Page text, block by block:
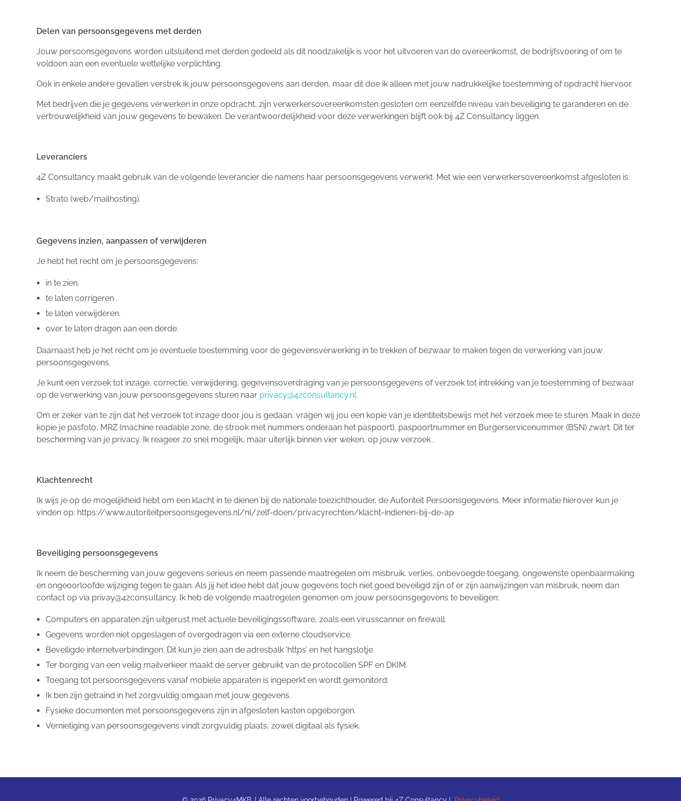
Delen van persoonsgegevens met derden
Jouw persoonsgegevens worden uitsluitend met derden gedeeld als dit noodzakelijk is voor het uitvoeren van de overeenkomst, de bedrijfsvoering of om te
voldoen aan een eventuele wettelijke verplichting.
Ook in enkele andere gevallen verstrek ik jouw persoonsgegevens aan derden, maar dit doe ik alleen met jouw nadrukkelijke toestemming of opdracht hiervoor.
Met bedrijven die je gegevens verwerken in onze opdracht, zijn verwerkersovereenkomsten gesloten om eenzelfde niveau van beveiliging te garanderen en de
vertrouwelijkheid van jouw gegevens te bewaken. De verantwoordelijkheid voor deze verwerkingen blijft ook bij 4Z Consultancy liggen.
Leveranciers
4Z Consultancy maakt gebruik van de volgende leverancier die namens haar persoonsgegevens verwerkt. Met wie een verwerkersovereenkomst afgesloten is:
Strato (web/mailhosting).
Gegevens inzien, aanpassen of verwijderen
Je hebt het recht om je persoonsgegevens:
in te zien.
te laten corrigeren .
te laten verwijderen.
over te laten dragen aan een derde.
Daarnaast heb je het recht om je eventuele toestemming voor de gegevensverwerking in te trekken of bezwaar te maken tegen de verwerking van jouw
persoonsgegevens.
Je kunt een verzoek tot inzage, correctie, verwijdering, gegevensoverdraging van je persoonsgegevens of verzoek tot intrekking van je toestemming of bezwaar
op de verwerking van jouw persoonsgegevens sturen naar privacy@4zconsultancy.nl.
Om er zeker van te zijn dat het verzoek tot inzage door jou is gedaan, vragen wij jou een kopie van je identiteitsbewijs met het verzoek mee te sturen. Maak in deze
kopie je pasfoto, MRZ (machine readable zone, de strook met nummers onderaan het paspoort), paspoortnummer en Burgerservicenummer (BSN) zwart. Dit ter
bescherming van je privacy. Ik reageer zo snel mogelijk, maar uiterlijk binnen vier weken, op jouw verzoek .
Klachtenrecht
Ik wijs je op de mogelijkheid hebt om een klacht in te dienen bij de nationale toezichthouder, de Autoriteit Persoonsgegevens. Meer informatie hierover kun je
vinden op: https://www.autoriteitpersoonsgegevens.nl/nl/zelf-doen/privacyrechten/klacht-indienen-bij-de-ap
Beveiliging persoonsgegevens
Ik neem de bescherming van jouw gegevens serieus en neem passende maatregelen om misbruik, verlies, onbevoegde toegang, ongewenste openbaarmaking
en ongeoorloofde wijziging tegen te gaan. Als jij het idee hebt dat jouw gegevens toch niet goed beveiligd zijn of er zijn aanwijzingen van misbruik, neem dan
contact op via privay@4zconsultancy. Ik heb de volgende maatregelen genomen om jouw persoonsgegevens te beveiligen:
Computers en apparaten zijn uitgerust met actuele beveiligingssoftware, zoals een virusscanner en firewall.
Gegevens worden niet opgeslagen of overgedragen via een externe cloudservice.
Beveiligde internetverbindingen. Dit kun je zien aan de adresbalk ‘https’ en het hangslotje.
Ter borging van een veilig mailverkeer maakt de server gebruikt van de protocollen SPF en DKIM.
Toegang tot persoonsgegevens vanaf mobiele apparaten is ingeperkt en wordt gemonitord.
Ik ben zijn getraind in het zorgvuldig omgaan met jouw gegevens.
Fysieke documenten met persoonsgegevens zijn in afgesloten kasten opgeborgen.
Vernietiging van persoonsgegevens vindt zorgvuldig plaats, zowel digitaal als fysiek.